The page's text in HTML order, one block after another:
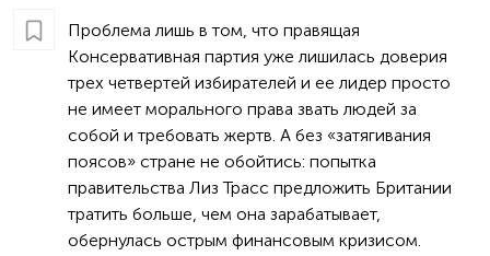
Проблема лишь в том, что правящая
Консервативная партия уже лишилась доверия
трех четвертей избирателей и ее лидер просто
не имеет морального права звать людей за
собой и требовать жертв. А без «затягивания
поясов» стране не обойтись: попытка
правительства Лиз Трасс предложить Британии
тратить больше, чем она зарабатывает,
обернулась острым финансовым кризисом.